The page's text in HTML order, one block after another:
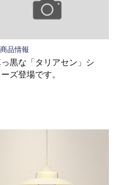
品情報
黒な「タリアセン」シ
ーズ登場です。